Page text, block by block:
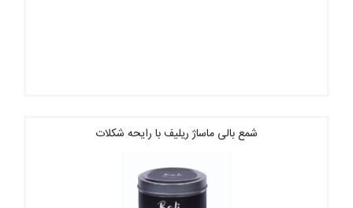
شمع بالی ماساژ ریلیف با رایحه شکلات